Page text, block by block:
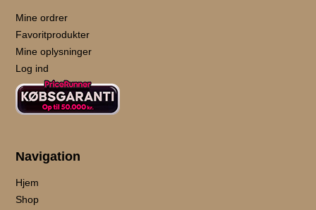
Mine ordrer
Favoritprodukter
Mine oplysninger
Log ind
Navigation
Hjem
Shop